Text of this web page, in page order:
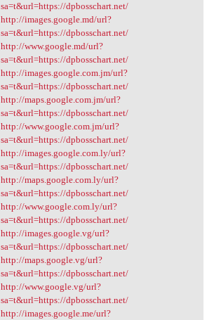
sa=t&url=https://dpbosschart.net/
http://images.google.md/url?
sa=t&url=https://dpbosschart.net/
http://www.google.md/url?
sa=t&url=https://dpbosschart.net/
http://images.google.com.jm/url?
sa=t&url=https://dpbosschart.net/
http://maps.google.com.jm/url?
sa=t&url=https://dpbosschart.net/
http://www.google.com.jm/url?
sa=t&url=https://dpbosschart.net/
http://images.google.com.ly/url?
sa=t&url=https://dpbosschart.net/
http://maps.google.com.ly/url?
sa=t&url=https://dpbosschart.net/
http://www.google.com.ly/url?
sa=t&url=https://dpbosschart.net/
http://images.google.vg/url?
sa=t&url=https://dpbosschart.net/
http://maps.google.vg/url?
sa=t&url=https://dpbosschart.net/
http://www.google.vg/url?
sa=t&url=https://dpbosschart.net/
http://images.google.me/url?